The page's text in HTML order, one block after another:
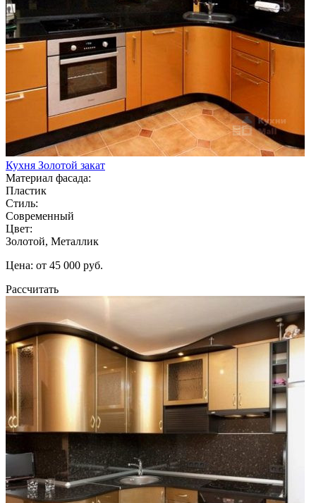
Кухня Золотой закат
Материал фасада:
Пластик
Стиль:
Современный
Цвет:
Золотой, Металлик
Цена: от 45 000 руб.
Рассчитать